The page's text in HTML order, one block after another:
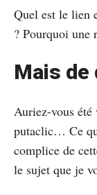
Quel est le lien
? Pourquoi une
Mais de
Auriez-vous été
putaclic… Ce
complice de
le sujet que je